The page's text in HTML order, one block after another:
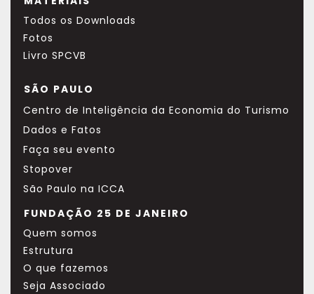
Todos os Downloads
Fotos
Livro SPCVB
SÃO PAULO
Centro de Inteligência da Economia do Turismo
Dados e Fatos
Faça seu evento
Stopover
São Paulo na ICCA
FUNDAÇÃO 25 DE JANEIRO
Quem somos
Estrutura
O que fazemos
Seja Associado